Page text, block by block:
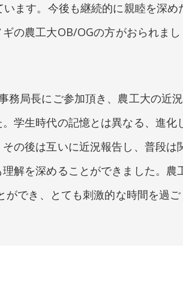
ます。今後も継続的に親睦を深め
の農工大OB/OGの方がおられまし
局長にご参加頂き、農工大の近況
学生時代の記憶とは異なる、進化
の後は互いに近況報告し、普段は
解を深めることができました。農
でき、とても刺激的な時間を過ご